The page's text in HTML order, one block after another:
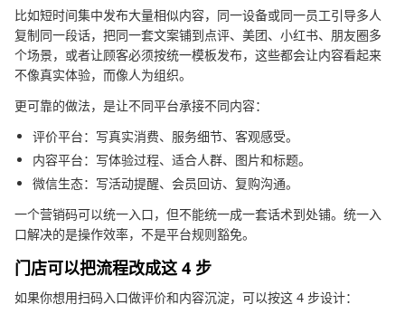
比如短时间集中发布大量相似内容，同一设备或同一员工引导多人
复制同一段话，把同一套文案铺到点评、美团、小红书、朋友圈多
个场景，或者让顾客必须按统一模板发布，这些都会让内容看起来
不像真实体验，而像人为组织。
更可靠的做法，是让不同平台承接不同内容：
评价平台：写真实消费、服务细节、客观感受。
内容平台：写体验过程、适合人群、图片和标题。
微信生态：写活动提醒、会员回访、复购沟通。
一个营销码可以统一入口，但不能统一成一套话术到处铺。统一入
口解决的是操作效率，不是平台规则豁免。
门店可以把流程改成这 4 步
如果你想用扫码入口做评价和内容沉淀，可以按这 4 步设计：